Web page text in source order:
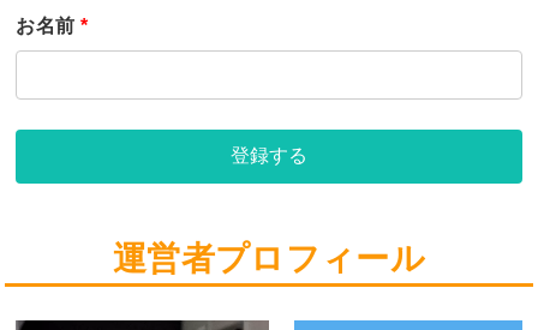
お名前 *
登録する
運営者プロフィール